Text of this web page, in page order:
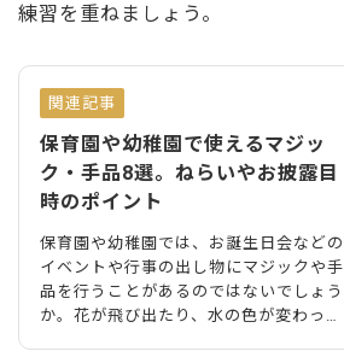
練習を重ねましょう。
関連記事
保育園や幼稚園で使えるマジッ
ク・手品8選。ねらいやお披露目
時のポイント
保育園や幼稚園では、お誕生日会などの
イベントや行事の出し物にマジックや手
品を行うことがあるのではないでしょう
か。花が飛び出たり、水の色が変わった